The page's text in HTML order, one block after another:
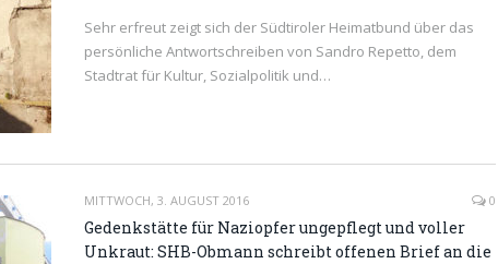
Sehr erfreut zeigt sich der Südtiroler Heimatbund über das
persönliche Antwortschreiben von Sandro Repetto, dem
Stadtrat für Kultur, Sozialpolitik und…
MITTWOCH, 3. AUGUST 2016 0
Gedenkstätte für Naziopfer ungepflegt und voller
Unkraut: SHB-Obmann schreibt offenen Brief an die